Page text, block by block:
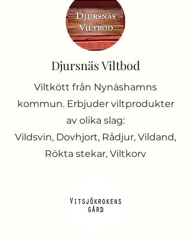
Djursnäs Viltbod
Viltkött från Nynäshamns
kommun. Erbjuder viltprodukter
av olika slag:
Vildsvin, Dovhjort, Rådjur, Vildand,
Rökta stekar, Viltkorv